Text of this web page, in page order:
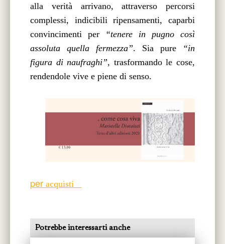
alla verità arrivano, attraverso percorsi
complessi, indicibili ripensamenti, caparbi
convincimenti per “tenere in pugno così
assoluta quella fermezza”. Sia pure “in
figura di naufraghi”, trasformando le cose,
rendendole vive e piene di senso.
per acquisti
Potrebbe interessarti anche